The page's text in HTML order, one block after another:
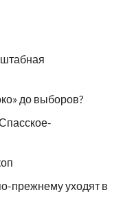
до выборов?
прежнему уходят в